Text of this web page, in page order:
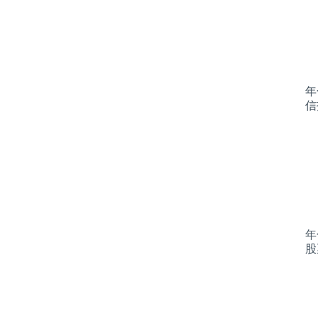
信